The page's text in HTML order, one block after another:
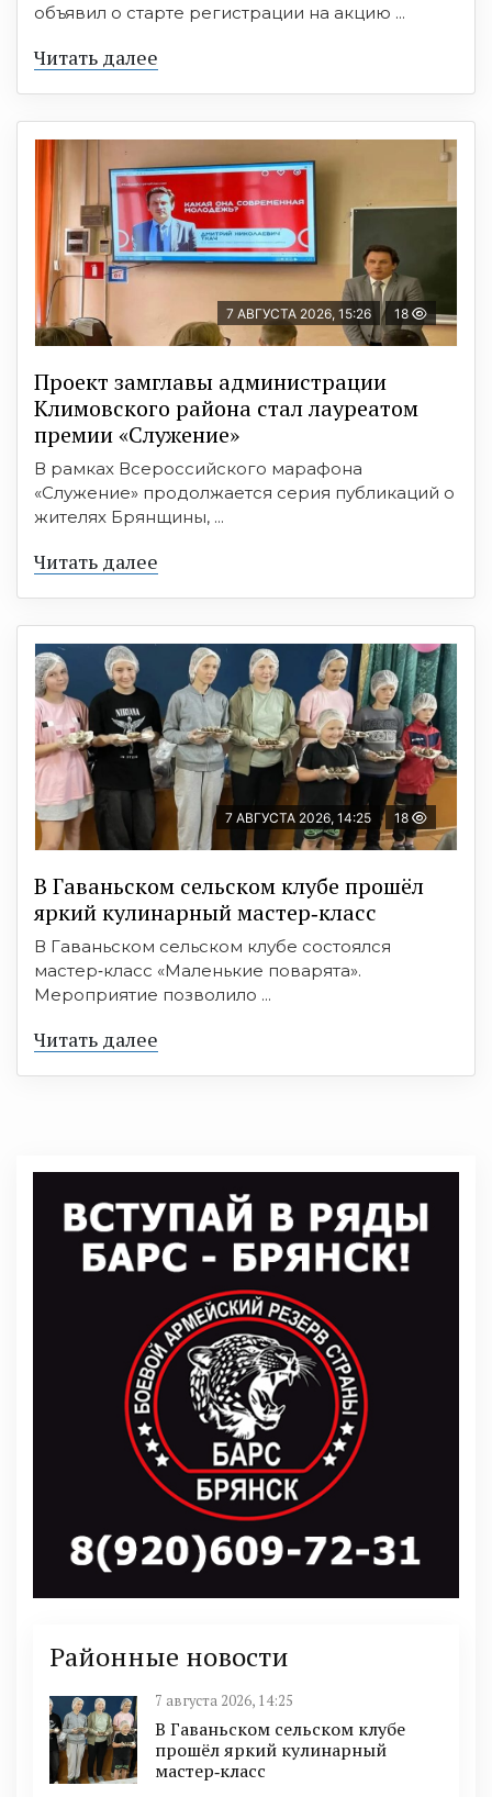
объявил о старте регистрации на акцию ...
Читать далее
7 АВГУСТА 2026, 15:26 18
Проект замглавы администрации
Климовского района стал лауреатом
премии «Служение»
В рамках Всероссийского марафона
«Служение» продолжается серия публикаций о
жителях Брянщины, ...
Читать далее
7 АВГУСТА 2026, 14:25 18
В Гаваньском сельском клубе прошёл
яркий кулинарный мастер‑класс
В Гаваньском сельском клубе состоялся
мастер‑класс «Маленькие поварята».
Мероприятие позволило ...
Читать далее
Районные новости
7 августа 2026, 14:25
В Гаваньском сельском клубе
прошёл яркий кулинарный
мастер‑класс